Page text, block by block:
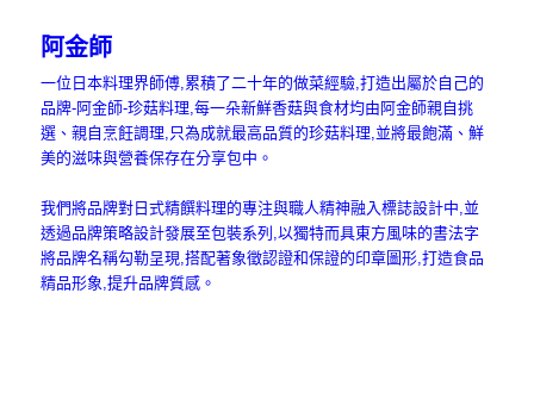
阿金師
一位日本料理界師傅,累積了二十年的做菜經驗,打造出屬於自己的
品牌-阿金師-珍菇料理,每一朵新鮮香菇與食材均由阿金師親自挑
選、親自烹飪調理,只為成就最高品質的珍菇料理,並將最飽滿、鮮
美的滋味與營養保存在分享包中。
我們將品牌對日式精饌料理的專注與職人精神融入標誌設計中,並
透過品牌策略設計發展至包裝系列,以獨特而具東方風味的書法字
將品牌名稱勾勒呈現,搭配著象徵認證和保證的印章圖形,打造食品
精品形象,提升品牌質感。